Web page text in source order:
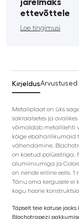
järelmaks
ettevõttele
Loe tingimusi
KirjeldusArvustused
Metallplaat on üks
sakraalsetes ja
võimaldab metallilehti
kõige ebaharilikumaid
vähendamine.
on kaetud polüestriga,
alumiiniumiga ja
on nende eriline eelis.
Tänu oma kergusele ei
kogu hoone
Täpselt teie katuse
Blachotrapezi